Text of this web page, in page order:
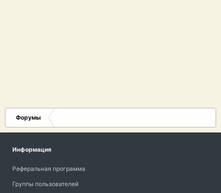
Форумы
Информация
Реферальная программа
Группы пользователей